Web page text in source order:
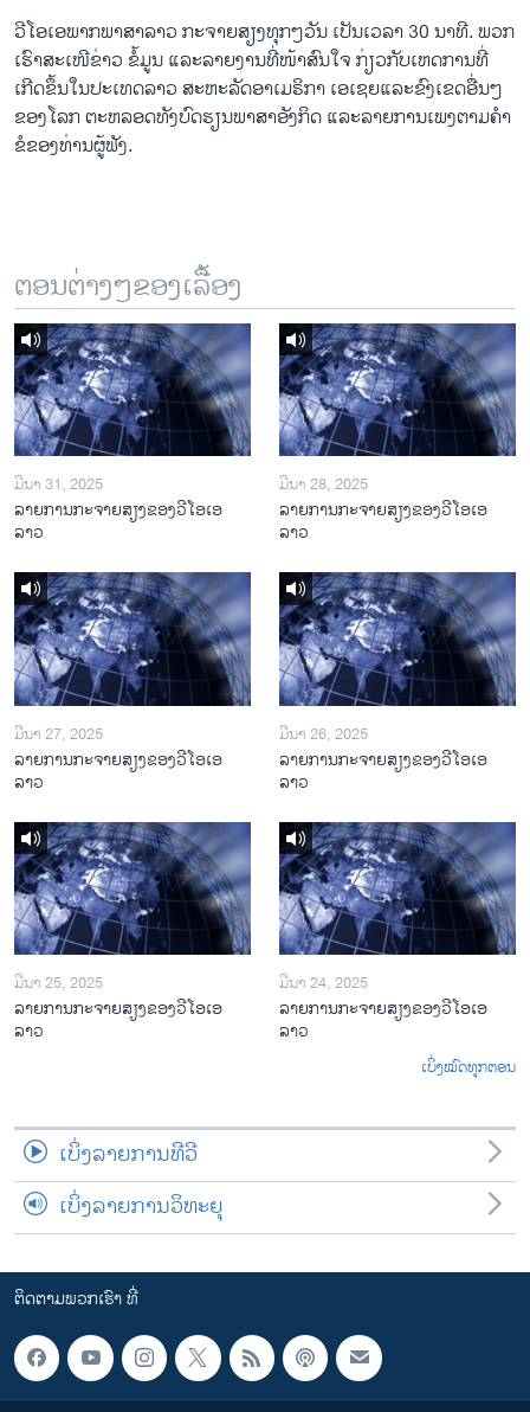
ລາຍການກະຈາຍສຽງ
ລາຍງານ
ຕິດຕາມພວກເຮົາ ທີ່
ວີ​ໂອ​ເອພາກ​ພາສາ​ລາວ​ ກະຈາຍສຽງ​ທຸກໆ​ວັນ ​ເປັນ​ເວລາ 30 ນາທີ. ພວກ​
ເຮົາ​ສະ​ເໜີຂ່າວ ຂໍ້​ມູນ ​ແລະ​ລາຍ​ງານ​ທີ່​ໜ້າ​ສົນ​ໃຈ ກ່ຽວກັບ​​ເຫດການ​​ທີ່​
ເກີດ​ຂຶ້ນ​ໃນ​ປະ​ເທດ​ລາວ ສະຫະລັດ​ອ​າ​ເມ​ຣິ​ກາ ​ເອ​ເຊຍ​ແລະ​ຂົງເຂດ​ອື່ນໆ​
ຂອງ​ໂລກ ຕະຫລອດ​ທັງ​ບົດຮຽນ​ພາສາ​ອັງກິດ ​ແລະ​ລາຍການ​ເພງ​ຕາມ​ຄຳ​
ຂໍ​ຂອງ​ທ່ານ​ຜູ້​ຟັງ.
ຕອນຕ່າງໆຂອງເລື້ອງ
ມີນາ 31, 2025
ລາຍການກະຈາຍສຽງຂອງວີໂອເອ
ລາວ
ມີນາ 28, 2025
ລາຍການກະຈາຍສຽງຂອງວີໂອເອ
ລາວ
ມີນາ 27, 2025
ລາຍການກະຈາຍສຽງຂອງວີໂອເອ
ລາວ
ມີນາ 26, 2025
ລາຍການກະຈາຍສຽງຂອງວີໂອເອ
ລາວ
ມີນາ 25, 2025
ລາຍການກະຈາຍສຽງຂອງວີໂອເອ
ລາວ
ມີນາ 24, 2025
ລາຍການກະຈາຍສຽງຂອງວີໂອເອ
ລາວ
ເບິ່ງໝົດທຸກຕອນ
ເບິ່ງລາຍການທີວີ
ເບິ່ງລາຍການວິທະຍຸ
ຕິດຕາມພວກເຮົາ ທີ່